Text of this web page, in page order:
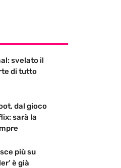
svelato il
di tutto
dal gioco
sarà la
più su
è già